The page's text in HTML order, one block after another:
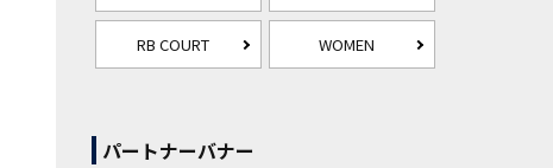
RB COURT WOMEN
パートナーバナー